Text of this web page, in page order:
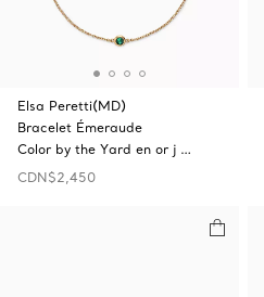
Elsa Peretti(MD)
Bracelet Émeraude
Color by the Yard en or j …
CDN$2,450